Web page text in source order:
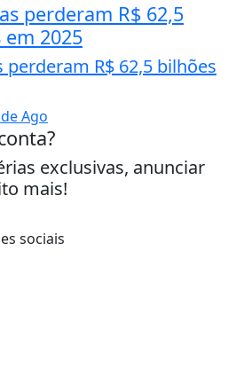
perderam R$ 62,5
2025
R$ 62,5 bilhões
Ago
exclusivas, anunciar
mais!
sociais